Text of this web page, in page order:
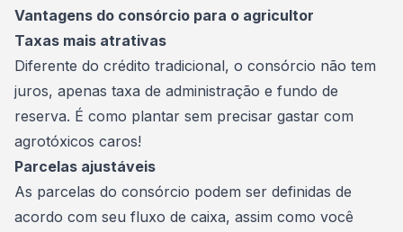
Vantagens do consórcio para o agricultor
Taxas mais atrativas
Diferente do crédito tradicional, o consórcio não tem
juros, apenas taxa de administração e fundo de
reserva. É como plantar sem precisar gastar com
agrotóxicos caros!
Parcelas ajustáveis
As parcelas do consórcio podem ser definidas de
acordo com seu fluxo de caixa, assim como você